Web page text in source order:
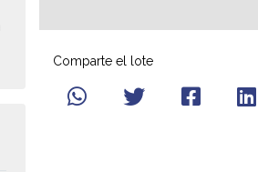
Comparte el lote